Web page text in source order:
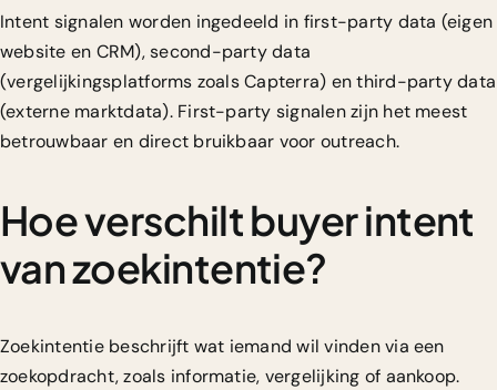
Intent signalen worden ingedeeld in first-party data (eigen
website en CRM), second-party data
(vergelijkingsplatforms zoals Capterra) en third-party data
(externe marktdata). First-party signalen zijn het meest
betrouwbaar en direct bruikbaar voor outreach.
Hoe verschilt buyer intent
van zoekintentie?
Zoekintentie beschrijft wat iemand wil vinden via een
zoekopdracht, zoals informatie, vergelijking of aankoop.